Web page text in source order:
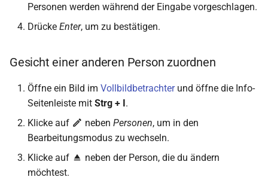
Personen werden während der Eingabe vorgeschlagen.
Drücke Enter, um zu bestätigen.
Gesicht einer anderen Person zuordnen
Öffne ein Bild im Vollbildbetrachterund öffne die Info-
Seitenleiste mit Strg + I.
Klicke auf
neben Personen, um in den
Bearbeitungsmodus zu wechseln.
Klicke auf
neben der Person, die du ändern
möchtest.